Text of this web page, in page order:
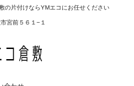
の片付けならYMエコにお任せください
宮前５６１−１